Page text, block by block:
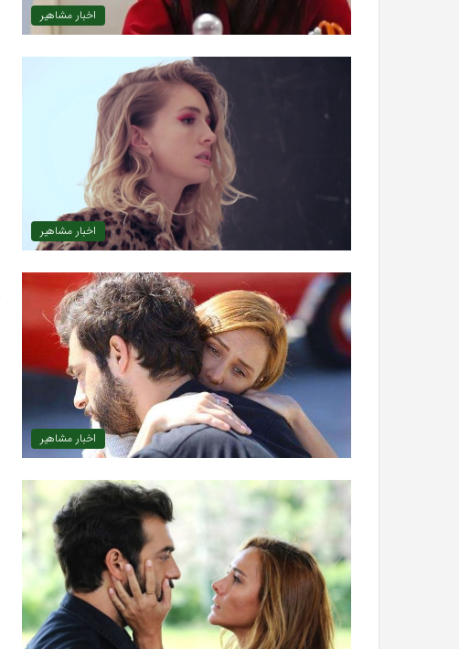
اخبار مشاهیر
اخبار مشاهیر
اخبار مشاهیر
با
حیوانات
وحشی
رابطه جنسی این دختر با حیوانات وحشی !